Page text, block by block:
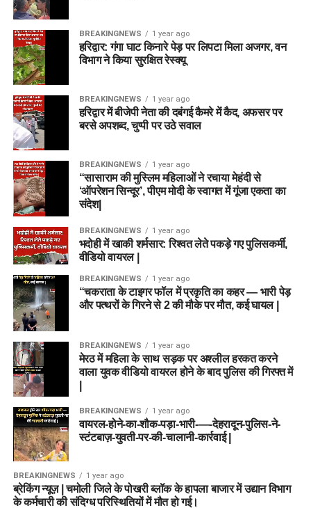
BREAKINGNEWS 1 year ago
हरिद्वार: गंगा घाट किनारे पेड़ पर लिपटा मिला अजगर, वन
विभाग ने किया सुरक्षित रेस्क्यू
BREAKINGNEWS 1 year ago
हरिद्वार में बीजेपी नेता की दबंगई कैमरे में कैद, अफसर पर
बरसे अपशब्द, चुप्पी पर उठे सवाल
BREAKINGNEWS 1 year ago
“सासाराम की मुस्लिम महिलाओं ने रचाया मेहंदी से
‘ऑपरेशन सिन्दूर’, पीएम मोदी के स्वागत में गूंजा एकता का
संदेश|
BREAKINGNEWS 1 year ago
भदोही में खाकी शर्मसार: रिश्वत लेते पकड़े गए पुलिसकर्मी,
वीडियो वायरल |
BREAKINGNEWS 1 year ago
“चकराता के टाइगर फॉल में प्रकृति का कहर — भारी पेड़
और पत्थरों के गिरने से 2 की मौके पर मौत, कई घायल |
BREAKINGNEWS 1 year ago
मेरठ में महिला के साथ सड़क पर अश्लील हरकत करने
वाला युवक वीडियो वायरल होने के बाद पुलिस की गिरफ्त में
BREAKINGNEWS 1 year ago
वायरल-होने-का-शौक-पड़ा-भारी-—-देहरादून-पुलिस-ने-
स्टंटबाज़-युवती-पर-की-चालानी-कार्रवाई |
BREAKINGNEWS 1 year ago
ब्रेकिंग न्यूज़ | चमोली जिले के पोखरी ब्लॉक के हापला बाजार में उद्यान विभाग
के कर्मचारी की संदिग्ध परिस्थितियों में मौत हो गई।